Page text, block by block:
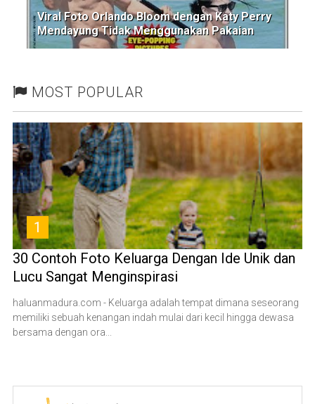
Viral Foto Orlando Bloom dengan Katy Perry
Mendayung Tidak Menggunakan Pakaian
MOST POPULAR
1
30 Contoh Foto Keluarga Dengan Ide Unik dan
Lucu Sangat Menginspirasi
haluanmadura.com - Keluarga adalah tempat dimana seseorang
memiliki sebuah kenangan indah mulai dari kecil hingga dewasa
bersama dengan ora...